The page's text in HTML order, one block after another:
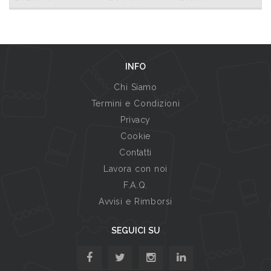
INFO
Chi Siamo
Termini e Condizioni
Privacy
Cookie
Contatti
Lavora con noi
F.A.Q.
Avvisi e Rimborsi
SEGUICI SU